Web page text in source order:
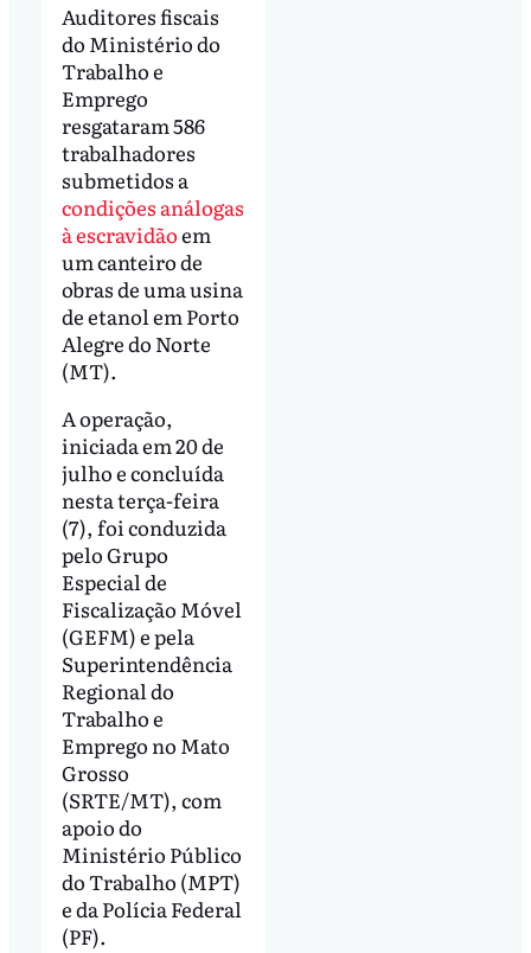
Auditores fiscais
do Ministério do
Trabalho e
Emprego
resgataram 586
trabalhadores
submetidos a
condições análogas
à escravidãoem
um canteiro de
obras de uma usina
de etanol em Porto
Alegre do Norte
(MT).
A operação,
iniciada em 20 de
julho e concluída
nesta terça-feira
(7), foi conduzida
pelo Grupo
Especial de
Fiscalização Móvel
(GEFM) e pela
Superintendência
Regional do
Trabalho e
Emprego no Mato
Grosso
(SRTE/MT), com
apoio do
Ministério Público
do Trabalho (MPT)
e da Polícia Federal
(PF).